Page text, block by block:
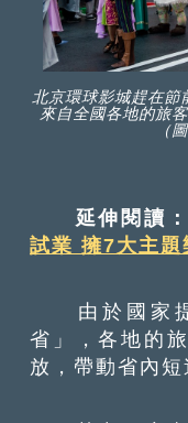
北京環球影城趕在節
來自全國各地的旅
（
延伸閱讀：
試業 擁7大主
由於國家提
省」，各地的
放，帶動省內短